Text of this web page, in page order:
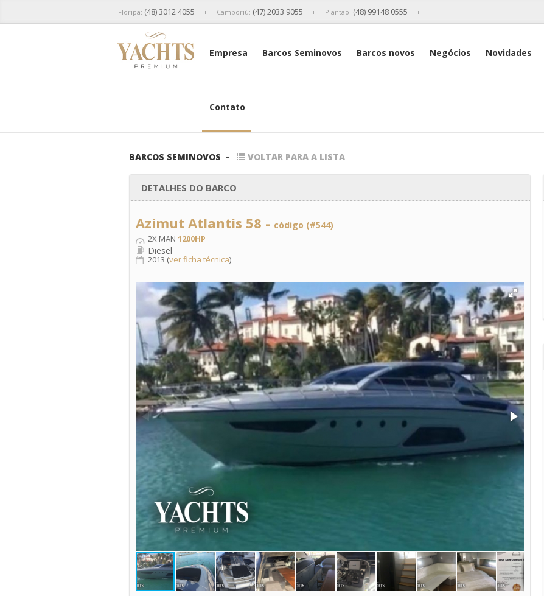
Floripa: (48) 3012 4055 Camboriú: (47) 2033 9055 Plantão: (48) 99148 0555
Empresa Barcos Seminovos Barcos novos Negócios Novidades
Contato
BARCOS SEMINOVOS - VOLTAR PARA A LISTA
DETALHES DO BARCO
Azimut Atlantis 58 - código (#544)
2X MAN 1200HP
Diesel
2013 (ver ficha técnica)